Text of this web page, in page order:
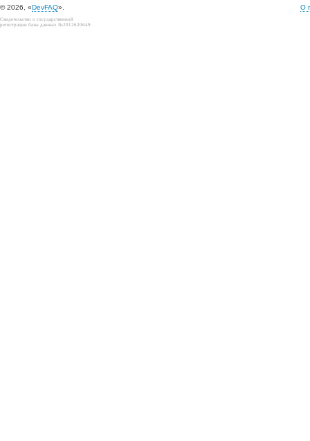
© 2026, «DevFAQ». О
Свидетельство о государственной
регистрации базы данных №2012620649.